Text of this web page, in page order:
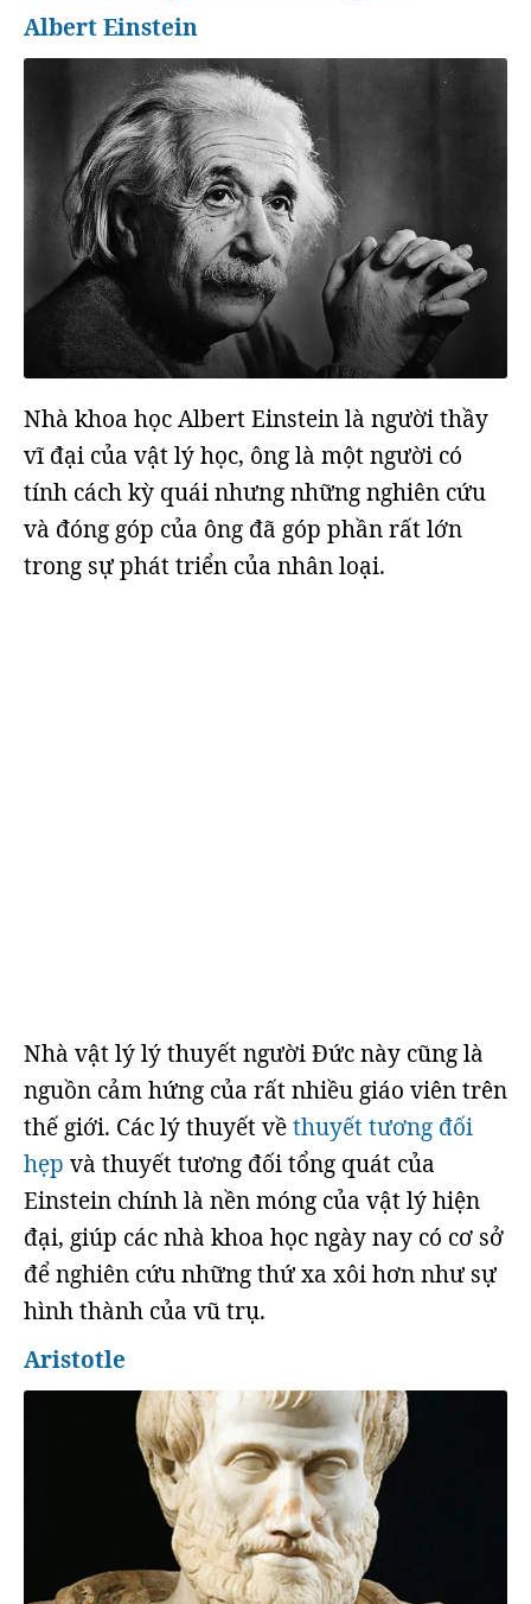
Albert Einstein
Nhà khoa học Albert Einstein là người thầy
vĩ đại của vật lý học, ông là một người có
tính cách kỳ quái nhưng những nghiên cứu
và đóng góp của ông đã góp phần rất lớn
trong sự phát triển của nhân loại.
Nhà vật lý lý thuyết người Đức này cũng là
nguồn cảm hứng của rất nhiều giáo viên trên
thế giới. Các lý thuyết vềthuyết tương đối
hẹp và thuyết tương đối tổng quát của
Einstein chính là nền móng của vật lý hiện
đại, giúp các nhà khoa học ngày nay có cơ sở
để nghiên cứu những thứ xa xôi hơn như sự
hình thành của vũ trụ.
Aristotle